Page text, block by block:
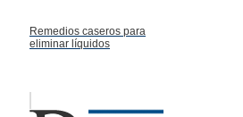
Remedios caseros para
eliminar líquidos